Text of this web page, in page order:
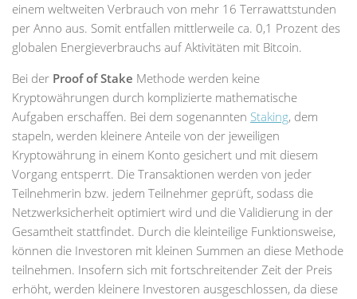
einem weltweiten Verbrauch von mehr 16 Terrawattstunden
per Anno aus. Somit entfallen mittlerweile ca. 0,1 Prozent des
globalen Energieverbrauchs auf Aktivitäten mit Bitcoin.
Bei der Proof of Stake Methode werden keine
Kryptowährungen durch komplizierte mathematische
Aufgaben erschaffen. Bei dem sogenannten Staking, dem
stapeln, werden kleinere Anteile von der jeweiligen
Kryptowährung in einem Konto gesichert und mit diesem
Vorgang entsperrt. Die Transaktionen werden von jeder
Teilnehmerin bzw. jedem Teilnehmer geprüft, sodass die
Netzwerksicherheit optimiert wird und die Validierung in der
Gesamtheit stattfindet. Durch die kleinteilige Funktionsweise,
können die Investoren mit kleinen Summen an diese Methode
teilnehmen. Insofern sich mit fortschreitender Zeit der Preis
erhöht, werden kleinere Investoren ausgeschlossen, da diese